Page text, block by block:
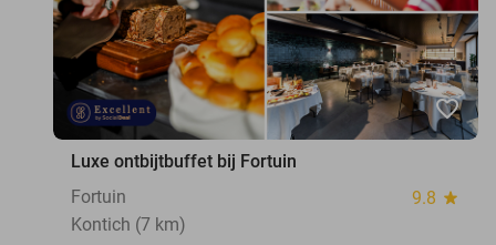
favorite_border
Luxe ontbijtbuffet bij Fortuin
Fortuin
9.8 star
Kontich (7 km)